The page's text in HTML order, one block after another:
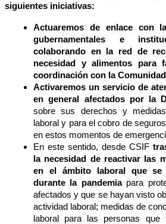
siguientes iniciativas:
Actuaremos de enlace con
gubernamentales e
colaborando en la red de
necesidad y alimentos para
coordinación con la
Activaremos un servicio de
en general afectados por la
sobre sus derechos y
laboral y para el cobro de
en estos momentos de
En este sentido, desde CSIF
la necesidad de reactivar las
en el ámbito laboral que se
durante la pandemia para
afectados y que se hayan visto
actividad laboral; medidas de
laboral para las personas que